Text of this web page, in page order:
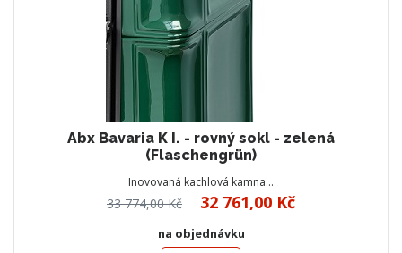
Abx Bavaria K I. - rovný sokl - zelená
(Flaschengrün)
Inovovaná kachlová kamna…
33 774,00 Kč 32 761,00 Kč
na objednávku